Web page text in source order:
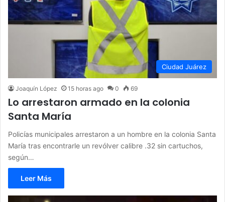
Ciudad Juárez
Joaquín López 15 horas ago 0 69
Lo arrestaron armado en la colonia
Santa María
Policías municipales arrestaron a un hombre en la colonia Santa
María tras encontrarle un revólver calibre .32 sin cartuchos,
según…
Leer Más